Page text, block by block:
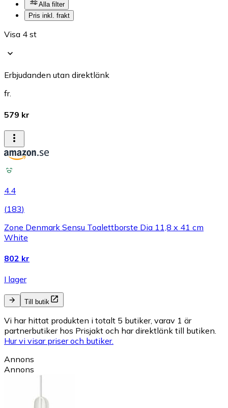
Alla filter
Pris inkl. frakt
Visa 4 st
Erbjudanden utan direktlänk
fr.
579 kr
4.4
(183)
Zone Denmark Sensu Toalettborste Dia 11,8 x 41 cm
White
802 kr
I lager
Till butik
Vi har hittat produkten i totalt 5 butiker, varav 1 är
partnerbutiker hos Prisjakt och har direktlänk till butiken.
Hur vi visar priser och butiker.
Annons
Annons